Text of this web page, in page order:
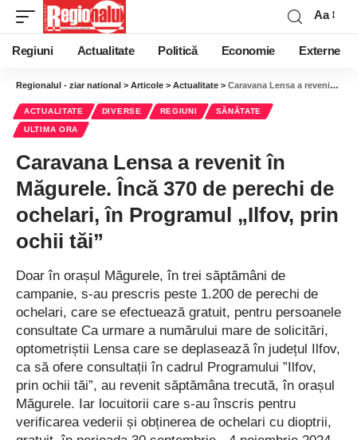
Aa
Regiuni Actualitate Politică Economie Externe
Regionalul - ziar national > Articole > Actualitate > Caravana Lensa a revenit în Măgurele. Încă 370 de perechi de ochelari, în Programul „Ilfov, prin ochii tăi”
ACTUALITATE DIVERSE REGIUNI SĂNĂTATE
ULTIMA ORA
Caravana Lensa a revenit în
Măgurele. Încă 370 de perechi de
ochelari, în Programul „Ilfov, prin
ochii tăi”
Doar în orașul Măgurele, în trei săptămâni de
campanie, s-au prescris peste 1.200 de perechi de
ochelari, care se efectuează gratuit, pentru persoanele
consultate Ca urmare a numărului mare de solicitări,
optometriștii Lensa care se deplasează în județul Ilfov,
ca să ofere consultații în cadrul Programului ”Ilfov,
prin ochii tăi”, au revenit săptămâna trecută, în orașul
Măgurele. Iar locuitorii care s-au înscris pentru
verificarea vederii și obținerea de ochelari cu dioptrii,